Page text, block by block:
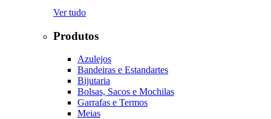
Ver tudo
Produtos
Azulejos
Bandeiras e Estandartes
Bijutaria
Bolsas, Sacos e Mochilas
Garrafas e Termos
Meias